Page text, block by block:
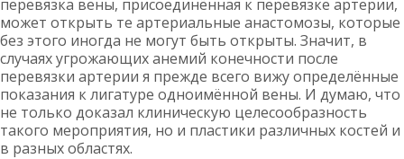
перевязка вены, присоединённая к перевязке артерии,
может открыть те артериальные анастомозы, которые
без этого иногда не могут быть открыты. Значит, в
случаях угрожающих анемий конечности после
перевязки артерии я прежде всего вижу определённые
показания к лигатуре одноимённой вены. И думаю, что
не только доказал клиническую целесообразность
такого мероприятия, но и пластики различных костей и
в разных областях.